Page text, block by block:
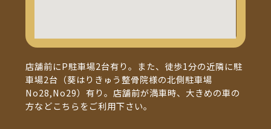
店舗前にP駐車場2台有り。また、徒歩1分の近隣に駐
車場2台（葵はりきゅう整骨院様の北側駐車場
No28,No29）有り。店舗前が満車時、大きめの車の
方などこちらをご利用下さい。